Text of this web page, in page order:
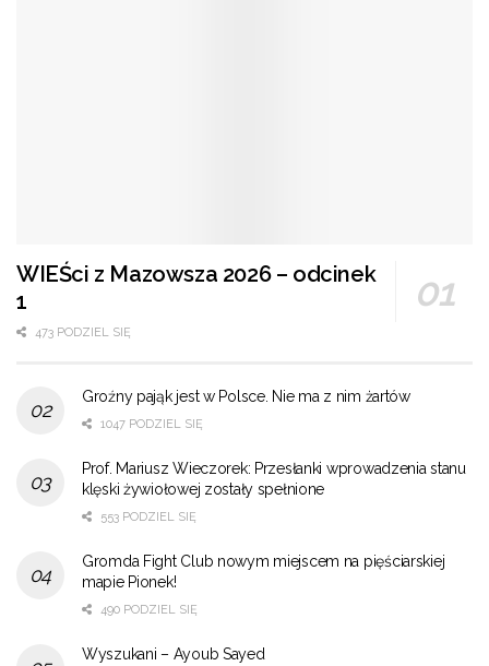
WIEŚci z Mazowsza 2026 – odcinek
1
473 PODZIEL SIĘ
Groźny pająk jest w Polsce. Nie ma z nim żartów
1047 PODZIEL SIĘ
Prof. Mariusz Wieczorek: Przesłanki wprowadzenia stanu
klęski żywiołowej zostały spełnione
553 PODZIEL SIĘ
Gromda Fight Club nowym miejscem na pięściarskiej
mapie Pionek!
490 PODZIEL SIĘ
Wyszukani – Ayoub Sayed